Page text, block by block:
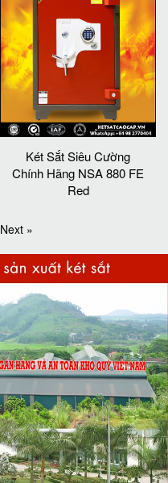
Két Sắt Siêu Cường
Chính Hãng NSA 880 FE
Red
Next »